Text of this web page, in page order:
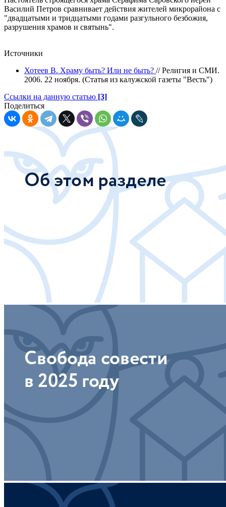
Василий Петров сравнивает действия жителей микрорайона с
"двадцатыми и тридцатыми годами разгульного безбожия,
разрушения храмов и святынь".
Источники
Хотеев В. Храму быть? Или не быть? // Религия и СМИ.
2006. 22 ноября. (Статья из калужской газеты "Весть")
Ссылки на данную статью [3]
Поделиться